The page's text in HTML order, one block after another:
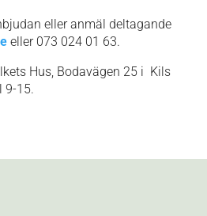
eller anmäl deltagande
eller 073 024 01 63.
Hus, Bodavägen 25 i Kils
9-15.